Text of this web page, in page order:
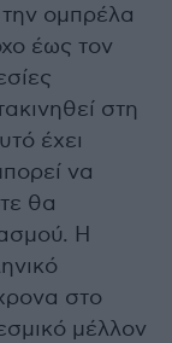
ομπρέλα
έως τον
στη
έχει
να
θα
Η
στο
μέλλον